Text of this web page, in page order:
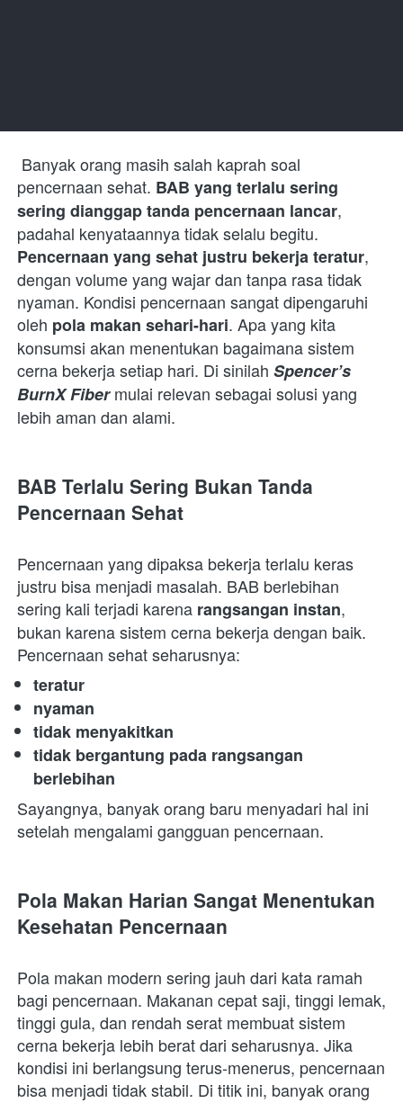
pencernaan sehat. BAB yang terlalu sering
sering dianggap tanda pencernaan lancar,
Pencernaan yang sehat justru bekerja teratur,
dengan volume yang wajar dan tanpa rasa tidak
nyaman. Kondisi pencernaan sangat dipengaruhi
oleh pola makan sehari-hari. Apa yang kita
konsumsi akan menentukan bagaimana sistem
cerna bekerja setiap hari. Di sinilah Spencer’s
BurnX Fiber mulai relevan sebagai solusi yang
lebih aman dan alami.
BAB Terlalu Sering Bukan Tanda
Pencernaan Sehat
Pencernaan yang dipaksa bekerja terlalu keras
justru bisa menjadi masalah. BAB berlebihan
sering kali terjadi karena rangsangan instan,
bukan karena sistem cerna bekerja dengan baik.
Pencernaan sehat seharusnya:
teratur
nyaman
tidak menyakitkan
tidak bergantung pada rangsangan
berlebihan
Sayangnya, banyak orang baru menyadari hal ini
setelah mengalami gangguan pencernaan.
Pola Makan Harian Sangat Menentukan
Kesehatan Pencernaan
Pola makan modern sering jauh dari kata ramah
bagi pencernaan. Makanan cepat saji, tinggi lemak,
tinggi gula, dan rendah serat membuat sistem
cerna bekerja lebih berat dari seharusnya. Jika
kondisi ini berlangsung terus-menerus, pencernaan
bisa menjadi tidak stabil. Di titik ini, banyak orang